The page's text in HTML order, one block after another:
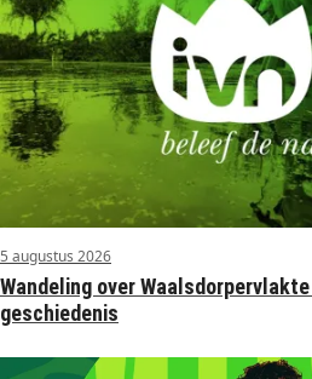
5 augustus 2026
Wandeling over
geschiedenis